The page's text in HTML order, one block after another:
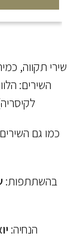
שירי תקווה,
השירים:
כמו גם
בהשתתפות:
הנחיה: